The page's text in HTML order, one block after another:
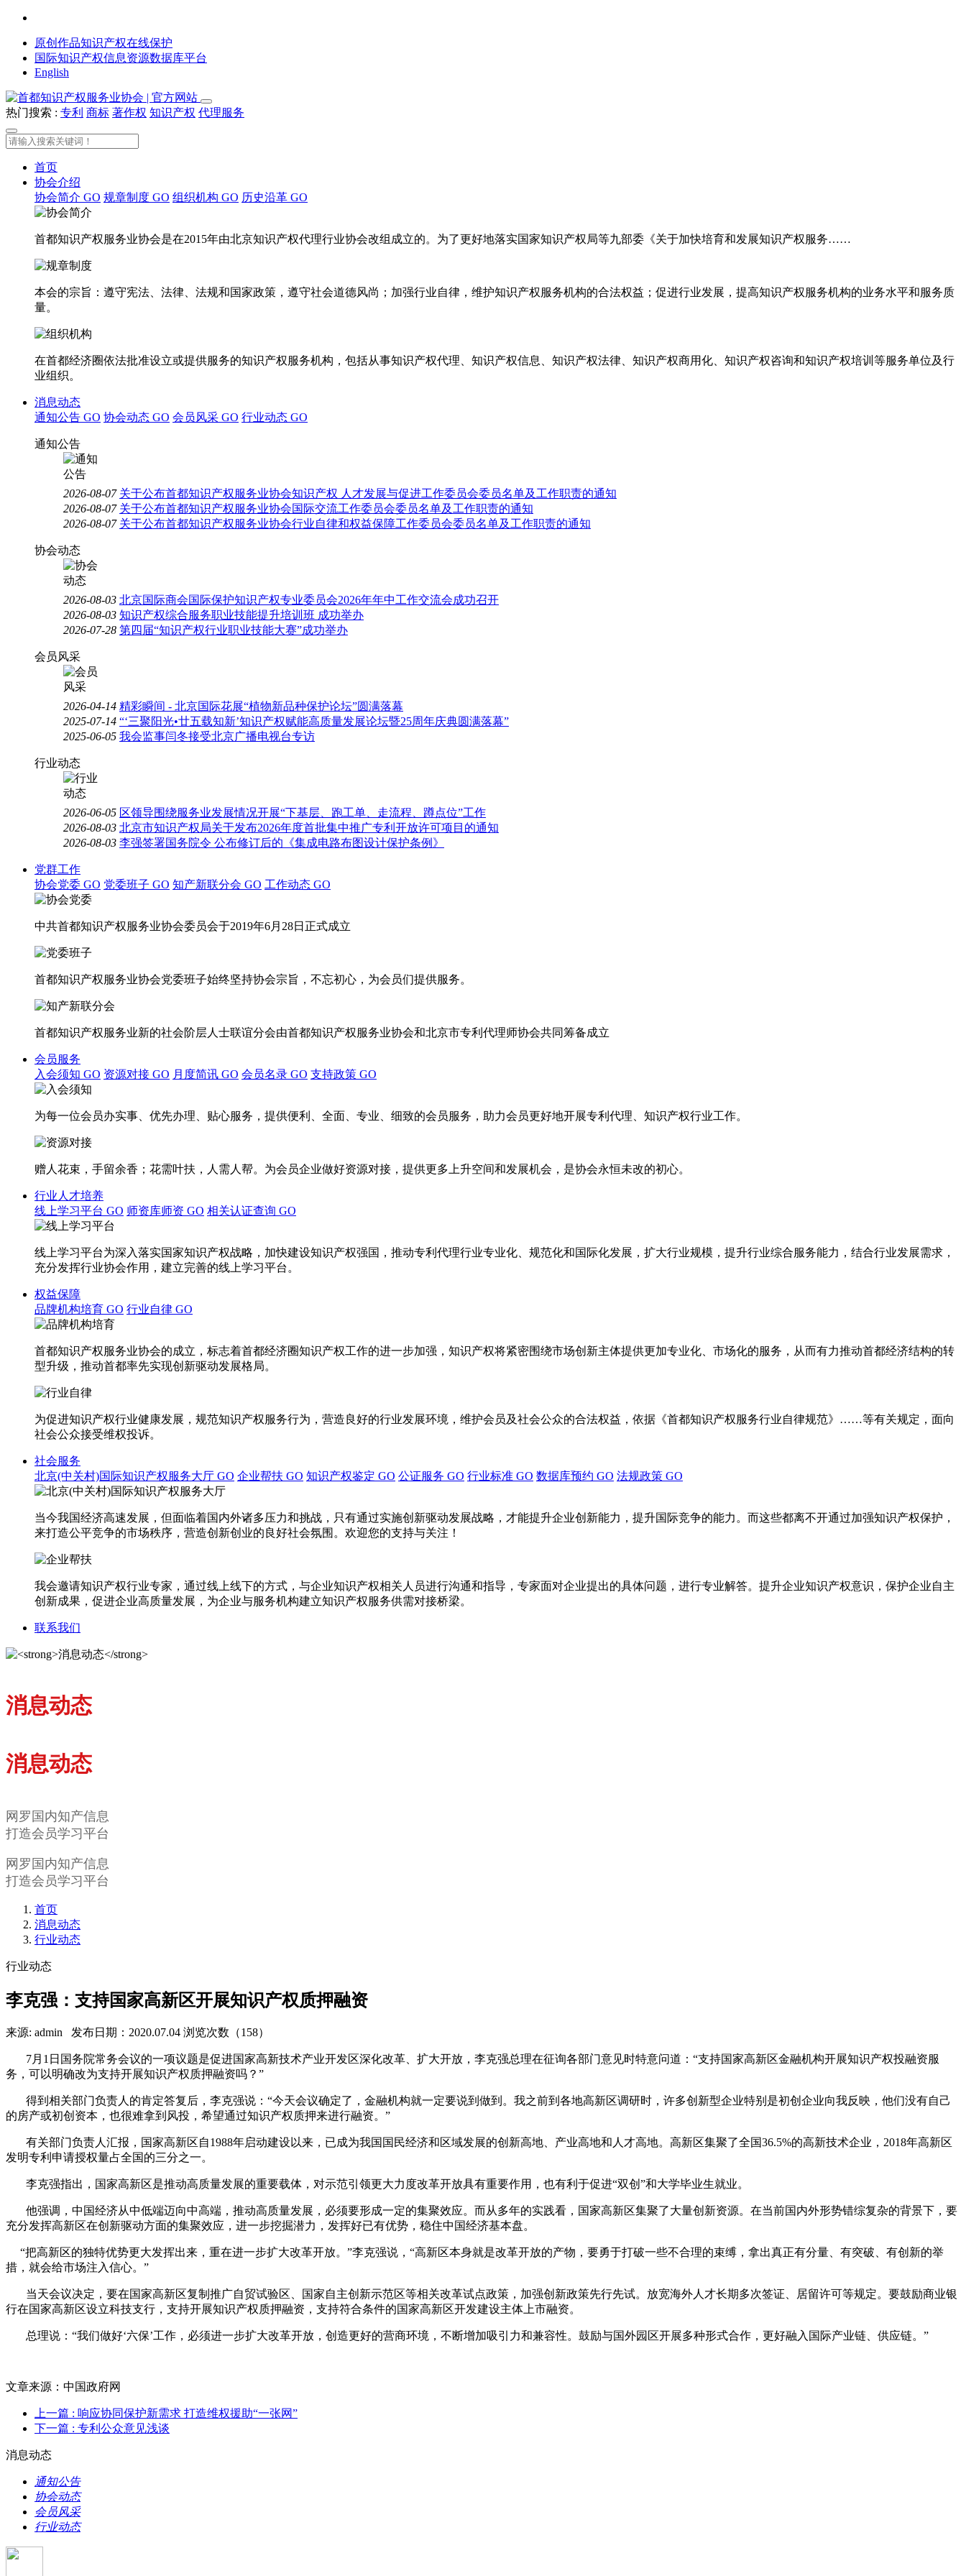
原创作品知识产权在线保护
国际知识产权信息资源数据库平台
English
热门搜索 : 专利 商标 著作权 知识产权 代理服务
首页
协会介绍
协会简介 GO 规章制度 GO 组织机构 GO 历史沿革 GO
首都知识产权服务业协会是在2015年由北京知识产权代理行业协会改组成立的。为了更好地落实国家知识产权局等九部委《关于加快培育和发展知识产权服务……
本会的宗旨：遵守宪法、法律、法规和国家政策，遵守社会道德风尚；加强行业自律，维护知识产权服务机构的合法权益；促进行业发展，提高知识产权服务机构的业务水平和服务质
量。
在首都经济圈依法批准设立或提供服务的知识产权服务机构，包括从事知识产权代理、知识产权信息、知识产权法律、知识产权商用化、知识产权咨询和知识产权培训等服务单位及行
业组织。
消息动态
通知公告 GO 协会动态 GO 会员风采 GO 行业动态 GO
通知公告
2026-08-07 关于公布首都知识产权服务业协会知识产权 人才发展与促进工作委员会委员名单及工作职责的通知
2026-08-07 关于公布首都知识产权服务业协会国际交流工作委员会委员名单及工作职责的通知
2026-08-07 关于公布首都知识产权服务业协会行业自律和权益保障工作委员会委员名单及工作职责的通知
协会动态
2026-08-03 北京国际商会国际保护知识产权专业委员会2026年年中工作交流会成功召开
2026-08-03 知识产权综合服务职业技能提升培训班 成功举办
2026-07-28 第四届“知识产权行业职业技能大赛”成功举办
会员风采
2026-04-14 精彩瞬间 - 北京国际花展“植物新品种保护论坛”圆满落幕
2025-07-14 “‘三聚阳光•廿五载知新’知识产权赋能高质量发展论坛暨25周年庆典圆满落幕”
2025-06-05 我会监事闫冬接受北京广播电视台专访
行业动态
2026-06-05 区领导围绕服务业发展情况开展“下基层、跑工单、走流程、蹲点位”工作
2026-08-03 北京市知识产权局关于发布2026年度首批集中推广专利开放许可项目的通知
2026-08-03 李强签署国务院令 公布修订后的《集成电路布图设计保护条例》
党群工作
协会党委 GO 党委班子 GO 知产新联分会 GO 工作动态 GO
中共首都知识产权服务业协会委员会于2019年6月28日正式成立
首都知识产权服务业协会党委班子始终坚持协会宗旨，不忘初心，为会员们提供服务。
首都知识产权服务业新的社会阶层人士联谊分会由首都知识产权服务业协会和北京市专利代理师协会共同筹备成立
会员服务
入会须知 GO 资源对接 GO 月度简讯 GO 会员名录 GO 支持政策 GO
为每一位会员办实事、优先办理、贴心服务，提供便利、全面、专业、细致的会员服务，助力会员更好地开展专利代理、知识产权行业工作。
赠人花束，手留余香；花需叶扶，人需人帮。为会员企业做好资源对接，提供更多上升空间和发展机会，是协会永恒未改的初心。
行业人才培养
线上学习平台 GO 师资库师资 GO 相关认证查询 GO
线上学习平台为深入落实国家知识产权战略，加快建设知识产权强国，推动专利代理行业专业化、规范化和国际化发展，扩大行业规模，提升行业综合服务能力，结合行业发展需求，
充分发挥行业协会作用，建立完善的线上学习平台。
权益保障
品牌机构培育 GO 行业自律 GO
首都知识产权服务业协会的成立，标志着首都经济圈知识产权工作的进一步加强，知识产权将紧密围绕市场创新主体提供更加专业化、市场化的服务，从而有力推动首都经济结构的转
型升级，推动首都率先实现创新驱动发展格局。
为促进知识产权行业健康发展，规范知识产权服务行为，营造良好的行业发展环境，维护会员及社会公众的合法权益，依据《首都知识产权服务行业自律规范》……等有关规定，面向
社会公众接受维权投诉。
社会服务
北京(中关村)国际知识产权服务大厅 GO 企业帮扶 GO 知识产权鉴定 GO 公证服务 GO 行业标准 GO 数据库预约 GO 法规政策 GO
当今我国经济高速发展，但面临着国内外诸多压力和挑战，只有通过实施创新驱动发展战略，才能提升企业创新能力，提升国际竞争的能力。而这些都离不开通过加强知识产权保护，
来打造公平竞争的市场秩序，营造创新创业的良好社会氛围。欢迎您的支持与关注！
我会邀请知识产权行业专家，通过线上线下的方式，与企业知识产权相关人员进行沟通和指导，专家面对企业提出的具体问题，进行专业解答。提升企业知识产权意识，保护企业自主
创新成果，促进企业高质量发展，为企业与服务机构建立知识产权服务供需对接桥梁。
联系我们
消息动态
消息动态
网罗国内知产信息
打造会员学习平台
网罗国内知产信息
打造会员学习平台
首页
消息动态
行业动态
行业动态
李克强：支持国家高新区开展知识产权质押融资
来源: admin 发布日期：2020.07.04 浏览次数（158）
7月1日国务院常务会议的一项议题是促进国家高新技术产业开发区深化改革、扩大开放，李克强总理在征询各部门意见时特意问道：“支持国家高新区金融机构开展知识产权投融资服
务，可以明确改为支持开展知识产权质押融资吗？”
得到相关部门负责人的肯定答复后，李克强说：“今天会议确定了，金融机构就一定要说到做到。我之前到各地高新区调研时，许多创新型企业特别是初创企业向我反映，他们没有自己
的房产或初创资本，也很难拿到风投，希望通过知识产权质押来进行融资。”
有关部门负责人汇报，国家高新区自1988年启动建设以来，已成为我国国民经济和区域发展的创新高地、产业高地和人才高地。高新区集聚了全国36.5%的高新技术企业，2018年高新区
发明专利申请授权量占全国的三分之一。
李克强指出，国家高新区是推动高质量发展的重要载体，对示范引领更大力度改革开放具有重要作用，也有利于促进“双创”和大学毕业生就业。
他强调，中国经济从中低端迈向中高端，推动高质量发展，必须要形成一定的集聚效应。而从多年的实践看，国家高新区集聚了大量创新资源。在当前国内外形势错综复杂的背景下，要
充分发挥高新区在创新驱动方面的集聚效应，进一步挖掘潜力，发挥好已有优势，稳住中国经济基本盘。
“把高新区的独特优势更大发挥出来，重在进一步扩大改革开放。”李克强说，“高新区本身就是改革开放的产物，要勇于打破一些不合理的束缚，拿出真正有分量、有突破、有创新的举
措，就会给市场注入信心。”
当天会议决定，要在国家高新区复制推广自贸试验区、国家自主创新示范区等相关改革试点政策，加强创新政策先行先试。放宽海外人才长期多次签证、居留许可等规定。要鼓励商业银
行在国家高新区设立科技支行，支持开展知识产权质押融资，支持符合条件的国家高新区开发建设主体上市融资。
总理说：“我们做好‘六保’工作，必须进一步扩大改革开放，创造更好的营商环境，不断增加吸引力和兼容性。鼓励与国外园区开展多种形式合作，更好融入国际产业链、供应链。”
文章来源：中国政府网
上一篇 : 响应协同保护新需求 打造维权援助“一张网”
下一篇 : 专利公众意见浅谈
消息动态
通知公告
协会动态
会员风采
行业动态